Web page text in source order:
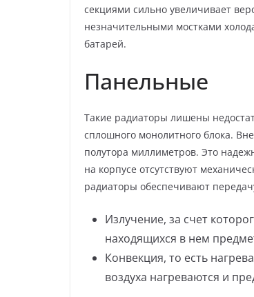
секциями сильно увеличивает
незначительными мостками
батарей.
Панельные
Такие радиаторы лишены
сплошного монолитного блока.
полутора миллиметров. Это
на корпусе отсутствуют
радиаторы обеспечивают
Излучение, за счет
находящихся в нем
Конвекция, то есть
воздуха нагреваются и